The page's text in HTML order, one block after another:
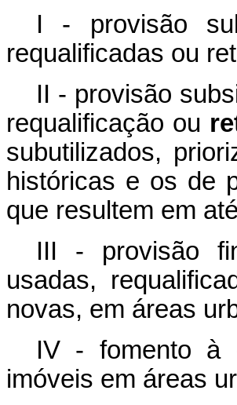
I - provisão
requalificadas ou
II - provisão
requalificação ou
subutilizados,
históricas e os de
que resultem em
III - provisão
usadas,
novas, em áreas
IV - fomento à
imóveis em áreas